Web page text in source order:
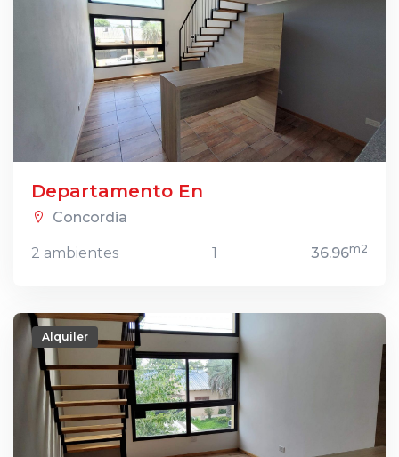
Departamento En
Concordia
2 ambientes 1 36.96m2
Alquiler